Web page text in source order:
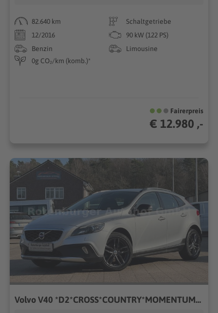
82.640 km
Schaltgetriebe
12/2016
90 kW (122 PS)
Benzin
Limousine
0g CO₂/km (komb.)*
Fairerpreis
€ 12.980 ,-
Volvo V40 *D2*CROSS*COUNTRY*MOMENTUM*NAVI*AHK*TÜV NEU*